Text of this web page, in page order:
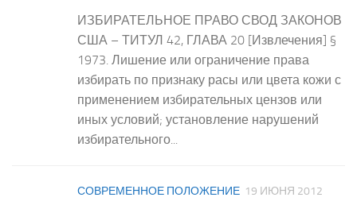
ИЗБИРАТЕЛЬНОЕ ПРАВО СВОД ЗАКОНОВ
США – ТИТУЛ 42, ГЛАВА 20 [Извлечения] §
1973. Лишение или ограничение права
избирать по признаку расы или цвета кожи с
применением избирательных цензов или
иных условий; установление нарушений
избирательного...
СОВРЕМЕННОЕ ПОЛОЖЕНИЕ 19 ИЮНЯ 2012